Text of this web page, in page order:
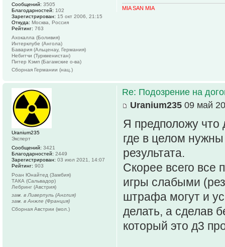
MIA SAN MIA
Сообщений: 3505
Благодарностей: 102
Зарегистрирован: 15 окт 2006, 21:15
Откуда: Москва, Россия
Рейтинг: 763
Ахокалла (Боливия)
Интерклубе (Ангола)
Бавария (Альценау, Германия)
Небитчи (Туркменистан)
Питер Кэмп (Багамские о-ва)
Сборная Германии (нац.)
Re: Подозрение на
Uranium235 09 май
Я предположу что
где в целом
результата.
Скорее всего все
игры слабыми
штрафа могут и
делать, а сделав
который это д3
Uranium235
Эксперт
Сообщений: 3421
Благодарностей: 2449
Зарегистрирован: 03 июл 2021, 14:07
Рейтинг: 903
Роан Юнайтед (Замбия)
ТАКА (Сальвадор)
Лебринг (Австрия)
зам. в Ливерпуль (Англия)
зам. в Анжле (Франция)
Сборная Австрии (мол.)